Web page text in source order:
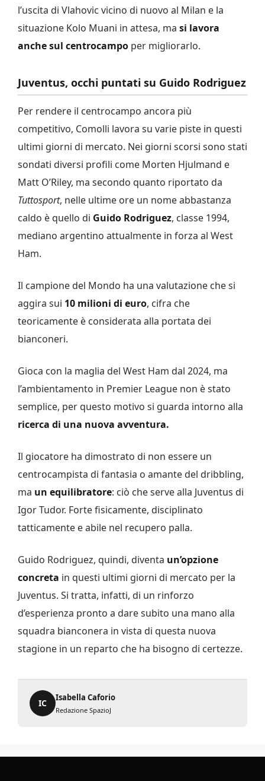
l’uscita di Vlahovic vicino di nuovo al Milan e la
situazione Kolo Muani in attesa, ma si lavora
anche sul centrocampo per migliorarlo.
Juventus, occhi puntati su Guido Rodriguez
Per rendere il centrocampo ancora più
competitivo, Comolli lavora su varie piste in questi
ultimi giorni di mercato. Nei giorni scorsi sono stati
sondati diversi profili come Morten Hjulmand e
Matt O’Riley, ma secondo quanto riportato da
Tuttosport, nelle ultime ore un nome abbastanza
caldo è quello di Guido Rodriguez, classe 1994,
mediano argentino attualmente in forza al West
Ham.
Il campione del Mondo ha una valutazione che si
aggira sui 10 milioni di euro, cifra che
teoricamente è considerata alla portata dei
bianconeri.
Gioca con la maglia del West Ham dal 2024, ma
l’ambientamento in Premier League non è stato
semplice, per questo motivo si guarda intorno alla
ricerca di una nuova avventura.
Il giocatore ha dimostrato di non essere un
centrocampista di fantasia o amante del dribbling,
ma un equilibratore: ciò che serve alla Juventus di
Igor Tudor. Forte fisicamente, disciplinato
tatticamente e abile nel recupero palla.
Guido Rodriguez, quindi, diventa un’opzione
concreta in questi ultimi giorni di mercato per la
Juventus. Si tratta, infatti, di un rinforzo
d’esperienza pronto a dare subito una mano alla
squadra bianconera in vista di questa nuova
stagione in un reparto che ha bisogno di certezze.
IC
Isabella Caforio
Redazione SpazioJ